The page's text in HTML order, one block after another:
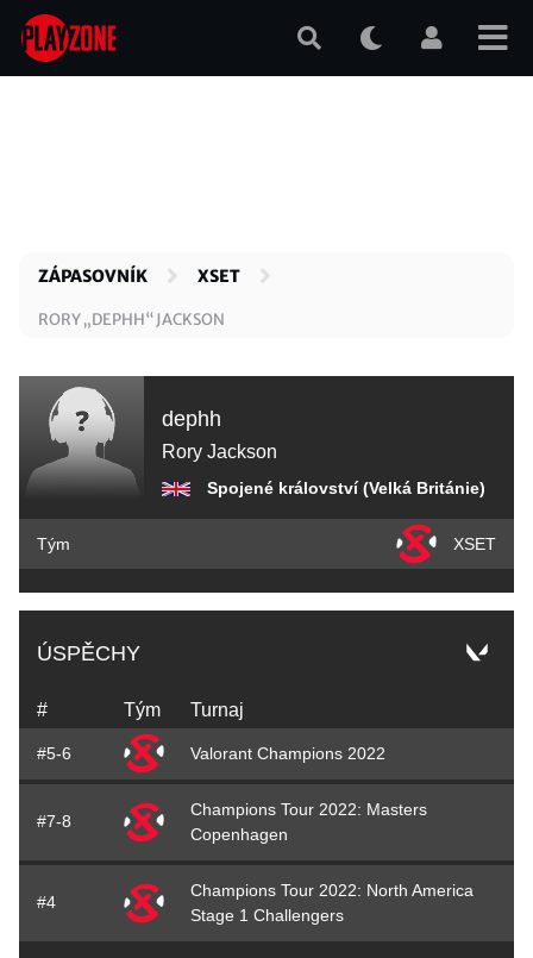
Přejít
hlavnímu
ZÁPASOVNÍK XSET
RORY „DEPHH“ JACKSON
dephh
Rory Jackson
Spojené království (Velká Británie)
Tým XSET
ÚSPĚCHY
# Tým Turnaj
#5-6 Valorant Champions 2022
#7-8
Champions Tour 2022: Masters
Copenhagen
#4
Champions Tour 2022: North America
Stage 1 Challengers